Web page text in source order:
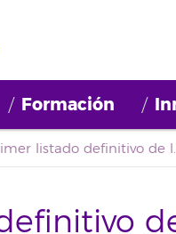
Formación
Primer listado definitivo de la convocatoria